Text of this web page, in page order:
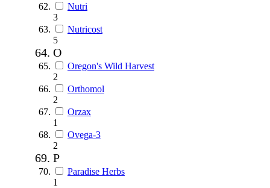
Nutri
3
Nutricost
5
O
Oregon's Wild Harvest
2
Orthomol
2
Orzax
1
Ovega-3
2
P
Paradise Herbs
1